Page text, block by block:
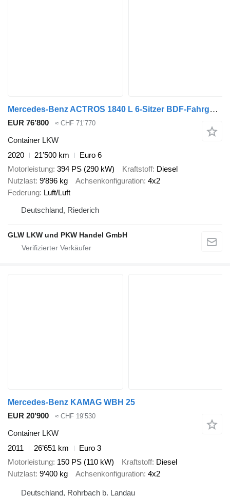
Mercedes-Benz ACTROS 1840 L 6-Sitzer BDF-Fahrgestell 7,45 m
EUR 76’800 ≈ CHF 71’770
Container LKW
2020
21’500 km
Euro 6
Motorleistung 394 PS (290 kW) Kraftstoff Diesel
Nutzlast 9’896 kg Achsenkonfiguration 4x2
Federung Luft/Luft
Deutschland, Riederich
GLW LKW und PKW Handel GmbH
Mercedes-Benz KAMAG WBH 25
EUR 20’900
≈ CHF 19’530
Container LKW
2011
26’651 km
Euro 3
Motorleistung 150 PS (110 kW) Kraftstoff Diesel
Nutzlast 9’400 kg Achsenkonfiguration 4x2
Deutschland, Rohrbach b. Landau